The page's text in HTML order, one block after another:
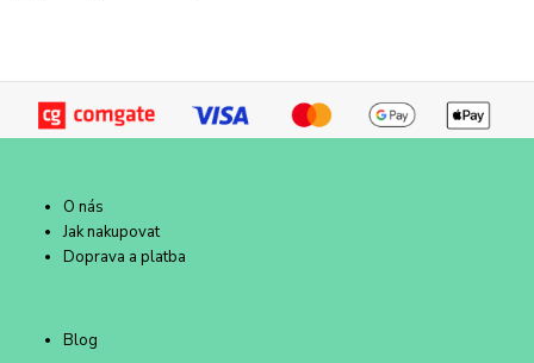
O nás
Jak nakupovat
Doprava a platba
Blog